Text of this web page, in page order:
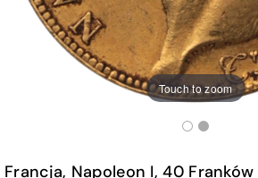
Touch to zoom
Francja, Napoleon I, 40 Franków